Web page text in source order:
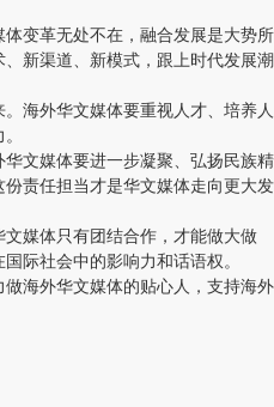
变革无处不在，融合发展是大势所
新渠道、新模式，跟上时代发展潮
海外华文媒体要重视人才、培养人
文媒体要进一步凝聚、弘扬民族精
责任担当才是华文媒体走向更大发
媒体只有团结合作，才能做大做
际社会中的影响力和话语权。
海外华文媒体的贴心人，支持海外